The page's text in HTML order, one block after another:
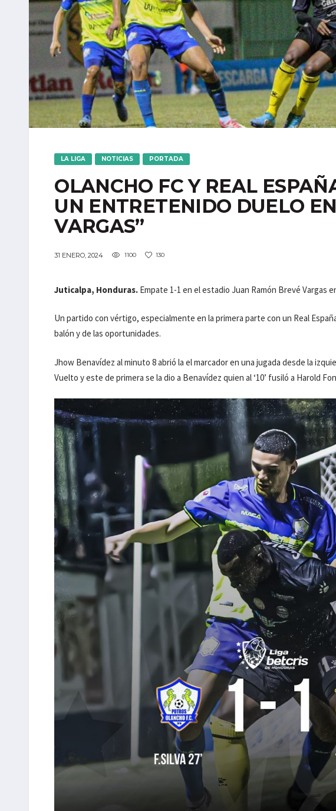
LA LIGA NOTICIAS PORTADA
OLANCHO FC Y REAL
UN ENTRETENIDO DUELO
VARGAS”
31 ENERO, 2024 1100 130
Juticalpa, Honduras. Empate 1-1 en el estadio Juan Ramón Brevé Vargas
Un partido con vértigo, especialmente en la primera parte con un Real
balón y de las oportunidades.
Jhow Benavídez al minuto 8 abrió la el marcador en una jugada desde la
Vuelto y este de primera se la dio a Benavídez quien al ‘10’ fusiló a Harold